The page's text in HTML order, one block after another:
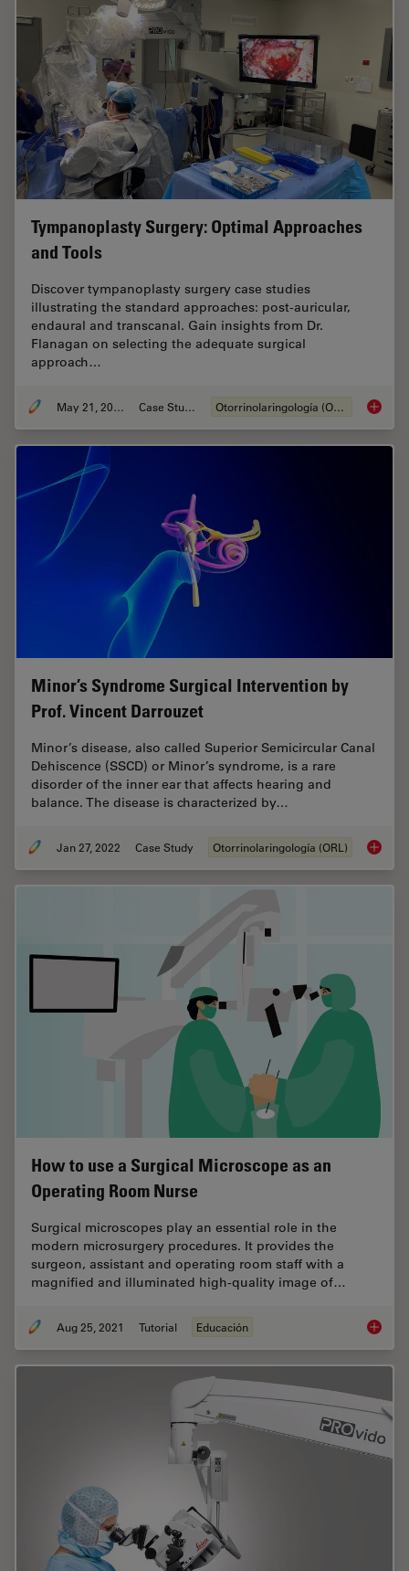
Tympanoplasty Surgery: Optimal Approaches
and Tools
Discover tympanoplasty surgery case studies
illustrating the standard approaches: post-auricular,
endaural and transcanal. Gain insights from Dr.
Flanagan on selecting the adequate surgical
approach…
May 21, 2024 Case Study Otorrinolaringología (ORL)
Minor’s Syndrome Surgical Intervention by
Prof. Vincent Darrouzet
Minor’s disease, also called Superior Semicircular Canal
Dehiscence (SSCD) or Minor’s syndrome, is a rare
disorder of the inner ear that affects hearing and
balance. The disease is characterized by…
Jan 27, 2022 Case Study Otorrinolaringología (ORL)
How to use a Surgical Microscope as an
Operating Room Nurse
Surgical microscopes play an essential role in the
modern microsurgery procedures. It provides the
surgeon, assistant and operating room staff with a
magnified and illuminated high-quality image of…
Aug 25, 2021 Tutorial Educación How to